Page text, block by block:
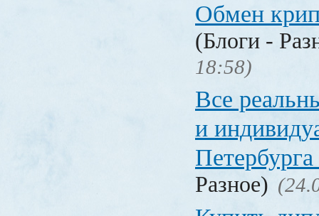
Обмен
(Блоги -
18:58)
Все
и
Петербурга
Разное)